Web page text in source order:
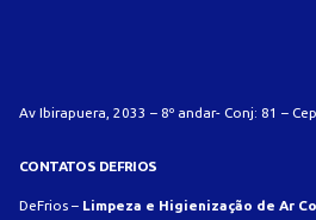
Av Ibirapuera, 2033 – 8º andar- Conj: 81 –
CONTATOS DEFRIOS
DeFrios – Limpeza e Higienização de Ar